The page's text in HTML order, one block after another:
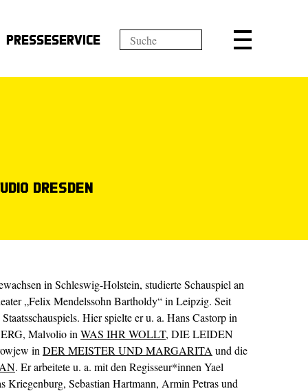
Presseservice
Dresden
in Schleswig-Holstein, studierte Schauspiel an
„Felix Mendelssohn Bartholdy“ in Leipzig. Seit
Hier spielte er u. a. Hans Castorp in
Malvolio in WAS IHR WOLLT, DIE LEIDEN
in DER MEISTER UND MARGARITA und die
. Er arbeitete u. a. mit den Regisseur*innen Yael
Kriegenburg, Sebastian Hartmann, Armin Petras und